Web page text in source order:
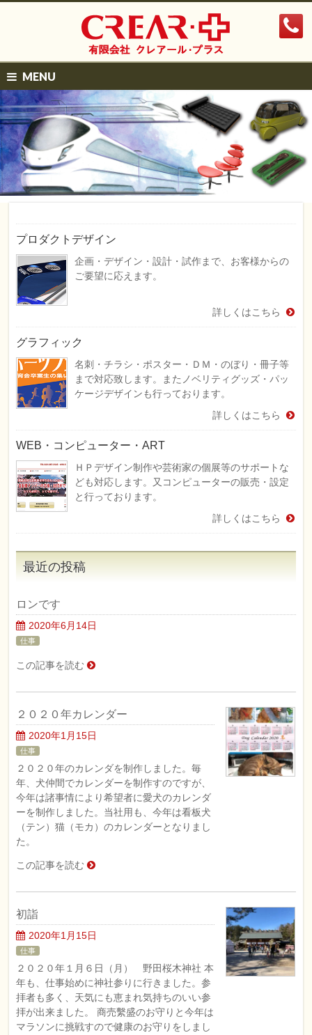
MENU
プロダクトデザイン
企画・デザイン・設計・試作まで、お客様からの
ご要望に応えます。
詳しくはこちら
グラフィック
名刺・チラシ・ポスター・ＤＭ・のぼり・冊子等
まで対応致します。またノベリティグッズ・パッ
ケージデザインも行っております。
詳しくはこちら
WEB・コンピューター・ART
ＨＰデザイン制作や芸術家の個展等のサポートな
ども対応します。又コンピューターの販売・設定
と行っております。
詳しくはこちら
最近の投稿
ロンです
2020年6月14日
仕事
この記事を読む
２０２０年カレンダー
2020年1月15日
仕事
２０２０年のカレンダを制作しました。毎
年、犬仲間でカレンダーを制作すのですが、
今年は諸事情により希望者に愛犬のカレンダ
ーを制作しました。当社用も、今年は看板犬
（テン）猫（モカ）のカレンダーとなりまし
た。
この記事を読む
初詣
2020年1月15日
仕事
２０２０年１月６日（月） 野田桜木神社 本
年も、仕事始めに神社参りに行きました。参
拝者も多く、天気にも恵まれ気持ちのいい参
拝が出来ました。 商売繫盛のお守りと今年は
マラソンに挑戦すので健康のお守りをしまし